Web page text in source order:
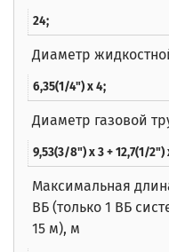
24;
Диаметр
6,35(1/4") x 4;
Диаметр газовой
9,53(3/8") x 3 + 12,7(1/2")
Максимальная
ВБ (только 1 ВБ
15 м), м